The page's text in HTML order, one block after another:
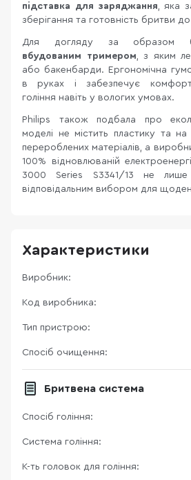
підставка для заряджання, яка
зберігання та готовність бритви
Для догляду за образом
вбудованим тримером, з яким
або бакенбарди. Ергономічна
в руках і забезпечує
гоління навіть у вологих умовах.
Philips також подбала про
моделі не містить пластику та
перероблених матеріалів, а
100% відновлюваній
3000 Series S3341/13 не
відповідальним вибором для
Характеристики
Виробник:
Код виробника:
Тип пристрою:
Спосіб очищення:
Бритвена система
Спосіб гоління:
Система гоління:
К-ть головок для гоління: